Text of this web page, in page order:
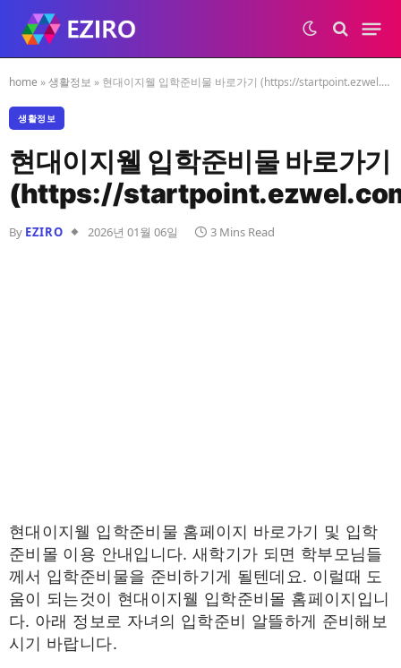
home »생활정보 » 현대이지웰 입학준비물 바로가기 (https://startpoint.ezwel.com)
생활정보
현대이지웰 입학준비물 바로가기
(https://
By EZIRO 2026년 01월 06일 3 Mins Read
현대이지웰 입학준비물 홈페이지 바로가기 및 입학
준비몰 이용 안내입니다. 새학기가 되면 학부모님들
께서 입학준비물을 준비하기게 될텐데요. 이럴때 도
움이 되는것이 현대이지웰 입학준비몰 홈페이지입니
다. 아래 정보로 자녀의 입학준비 알뜰하게 준비해보
시기 바랍니다.